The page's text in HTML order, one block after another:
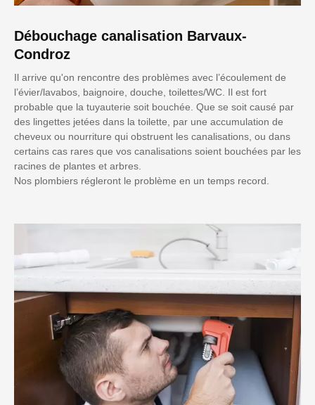
Débouchage canalisation Barvaux-
Condroz
Il arrive qu'on rencontre des problèmes avec l’écoulement de
l’évier/lavabos, baignoire, douche, toilettes/WC. Il est fort
probable que la tuyauterie soit bouchée. Que se soit causé par
des lingettes jetées dans la toilette, par une accumulation de
cheveux ou nourriture qui obstruent les canalisations, ou dans
certains cas rares que vos canalisations soient bouchées par les
racines de plantes et arbres.
Nos plombiers régleront le problème en un temps record.